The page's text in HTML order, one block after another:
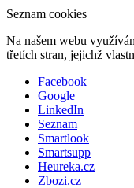
Seznam cookies
Na našem webu
třetích stran, jejichž
Facebook
Google
LinkedIn
Seznam
Smartlook
Smartsupp
Heureka.cz
Zbozi.cz